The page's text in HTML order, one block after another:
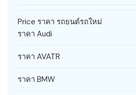
Price ราคา รถยนต์รถใหม่
ราคา Audi
ราคา AVATR
ราคา BMW